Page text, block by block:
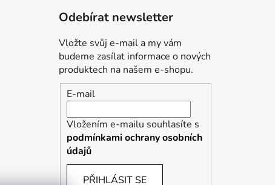
Odebírat newsletter
Vložte svůj e-mail a my vám
budeme zasílat informace o nových
produktech na našem e-shopu.
E-mail
Vložením e-mailu souhlasíte s
podmínkami ochrany osobních
údajů
PŘIHLÁSIT SE